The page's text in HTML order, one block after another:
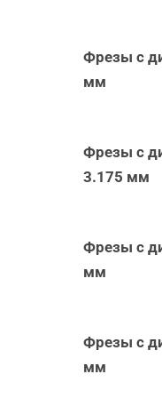
Фрезы с
мм
Фрезы с
3.175 мм
Фрезы с
мм
Фрезы с
мм